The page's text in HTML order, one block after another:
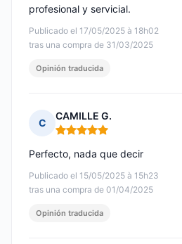
Publicado el 17/05/2025 à 18h02
tras una compra de 31/03/2025
profesional y servicial.
Opinión traducida
C
CAMILLE G.
Nota: 5 de 5
Publicado el 15/05/2025 à 15h23
tras una compra de 01/04/2025
Perfecto, nada que decir
Opinión traducida